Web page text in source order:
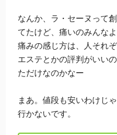
なんか、ラ・セーヌって
てたけど、痛いのみんな
痛みの感じ方は、人それ
エステとかの評判がいい
ただけなのかなー
まあ。値段も安いわけじ
行かないです。